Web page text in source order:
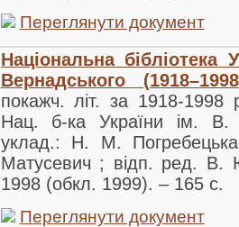
Переглянути документ
Національна бібліотека
Вернадського
покажч. літ. за 1918-
Нац. б-ка України ім. В.
уклад.: Н. М.
Матусевич ; відп. ред.
1998 (обкл. 1999). – 165 c.
Переглянути документ